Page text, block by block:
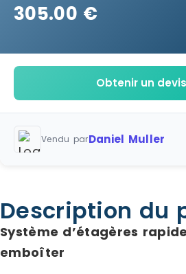
305.00 €
Obtenir un
Vendu parDaniel Muller
Description du
Système d’étagères
emboîter